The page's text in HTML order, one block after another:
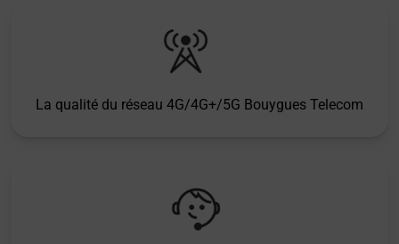
La qualité du réseau 4G/4G+/5G Bouygues Telecom